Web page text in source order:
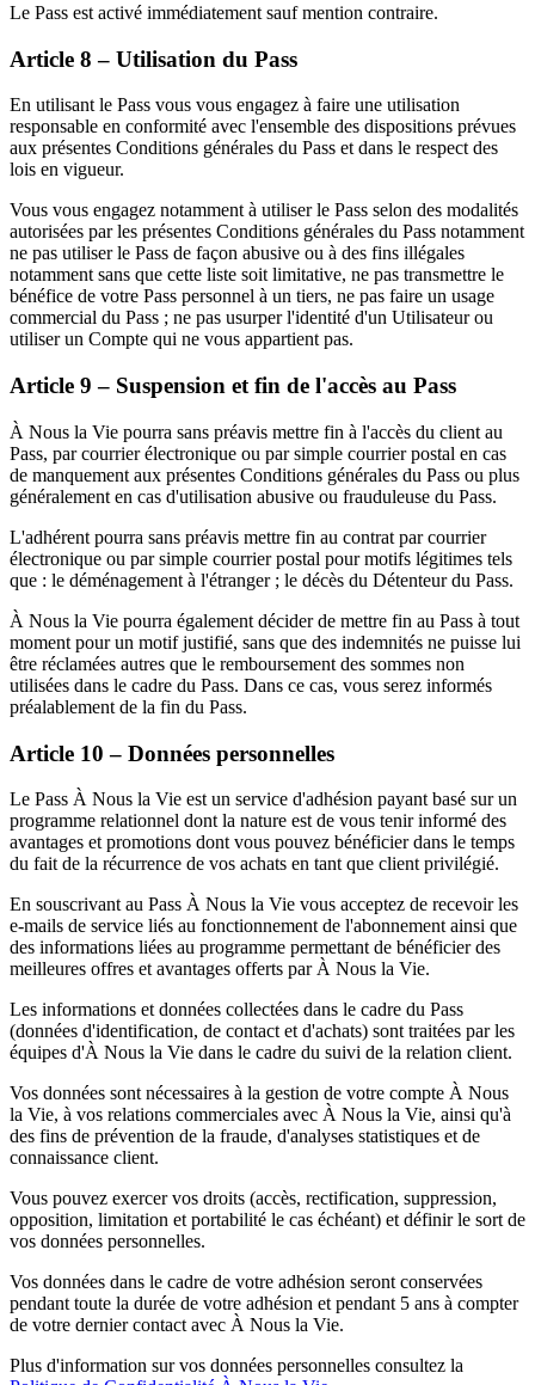
Le Pass est activé immédiatement sauf mention contraire.
Article 8 – Utilisation du Pass
En utilisant le Pass vous vous engagez à faire une utilisation
responsable en conformité avec l'ensemble des dispositions prévues
aux présentes Conditions générales du Pass et dans le respect des
lois en vigueur.
Vous vous engagez notamment à utiliser le Pass selon des modalités
autorisées par les présentes Conditions générales du Pass notamment
ne pas utiliser le Pass de façon abusive ou à des fins illégales
notamment sans que cette liste soit limitative, ne pas transmettre le
bénéfice de votre Pass personnel à un tiers, ne pas faire un usage
commercial du Pass ; ne pas usurper l'identité d'un Utilisateur ou
utiliser un Compte qui ne vous appartient pas.
Article 9 – Suspension et fin de l'accès au Pass
À Nous la Vie pourra sans préavis mettre fin à l'accès du client au
Pass, par courrier électronique ou par simple courrier postal en cas
de manquement aux présentes Conditions générales du Pass ou plus
généralement en cas d'utilisation abusive ou frauduleuse du Pass.
L'adhérent pourra sans préavis mettre fin au contrat par courrier
électronique ou par simple courrier postal pour motifs légitimes tels
que : le déménagement à l'étranger ; le décès du Détenteur du Pass.
À Nous la Vie pourra également décider de mettre fin au Pass à tout
moment pour un motif justifié, sans que des indemnités ne puisse lui
être réclamées autres que le remboursement des sommes non
utilisées dans le cadre du Pass. Dans ce cas, vous serez informés
préalablement de la fin du Pass.
Article 10 – Données personnelles
Le Pass À Nous la Vie est un service d'adhésion payant basé sur un
programme relationnel dont la nature est de vous tenir informé des
avantages et promotions dont vous pouvez bénéficier dans le temps
du fait de la récurrence de vos achats en tant que client privilégié.
En souscrivant au Pass À Nous la Vie vous acceptez de recevoir les
e-mails de service liés au fonctionnement de l'abonnement ainsi que
des informations liées au programme permettant de bénéficier des
meilleures offres et avantages offerts par À Nous la Vie.
Les informations et données collectées dans le cadre du Pass
(données d'identification, de contact et d'achats) sont traitées par les
équipes d'À Nous la Vie dans le cadre du suivi de la relation client.
Vos données sont nécessaires à la gestion de votre compte À Nous
la Vie, à vos relations commerciales avec À Nous la Vie, ainsi qu'à
des fins de prévention de la fraude, d'analyses statistiques et de
connaissance client.
Vous pouvez exercer vos droits (accès, rectification, suppression,
opposition, limitation et portabilité le cas échéant) et définir le sort de
vos données personnelles.
Vos données dans le cadre de votre adhésion seront conservées
pendant toute la durée de votre adhésion et pendant 5 ans à compter
de votre dernier contact avec À Nous la Vie.
Plus d'information sur vos données personnelles consultez la